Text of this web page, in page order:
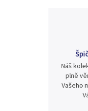
Náš
plně
Vašeho